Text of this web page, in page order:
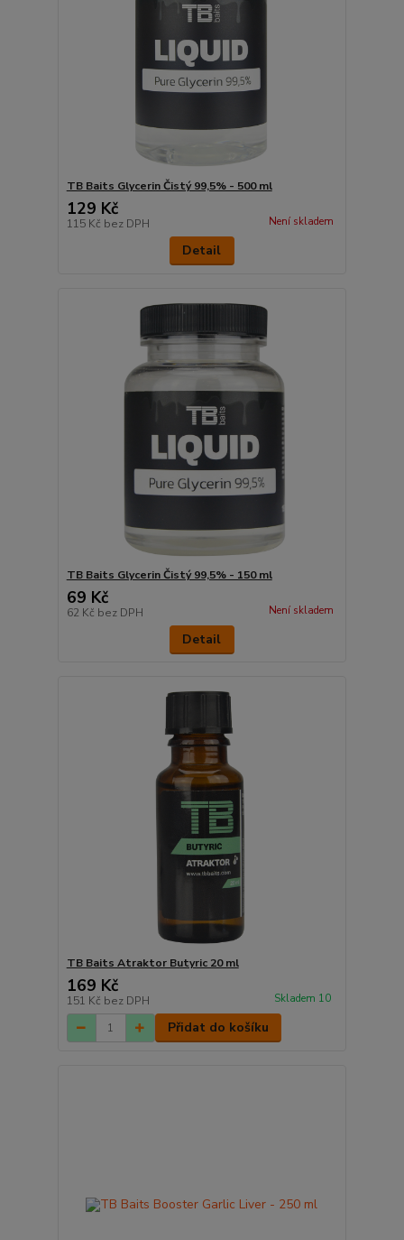
TB Baits Glycerin Čistý 99,5% - 500 ml
129 Kč
115 Kč bez DPH Není skladem
Detail
TB Baits Glycerin Čistý 99,5% - 150 ml
69 Kč
62 Kč bez DPH Není skladem
Detail
TB Baits Atraktor Butyric 20 ml
169 Kč
151 Kč bez DPH Skladem 10
Přidat do košíku